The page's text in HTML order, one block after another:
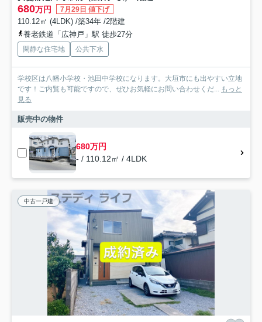
680万円 7月29日 値下げ
110.12㎡ (4LDK) /築34年 /2階建
養老鉄道「広神戸」駅 徒歩27分
閑静な住宅地 公共下水
学校区は八幡小学校・池田中学校になります。大垣市にも出やすい立地
です！ご内覧も可能ですので、ぜひお気軽にお問い合わせくだ... もっと
見る
販売中の物件
680万円
- / 110.12㎡ / 4LDK
中古一戸建